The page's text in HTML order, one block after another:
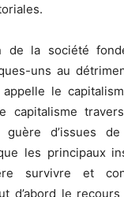
de la société
uns au
appelle le
capitalisme
guère d’issues
les principaux
survivre et
d’abord le